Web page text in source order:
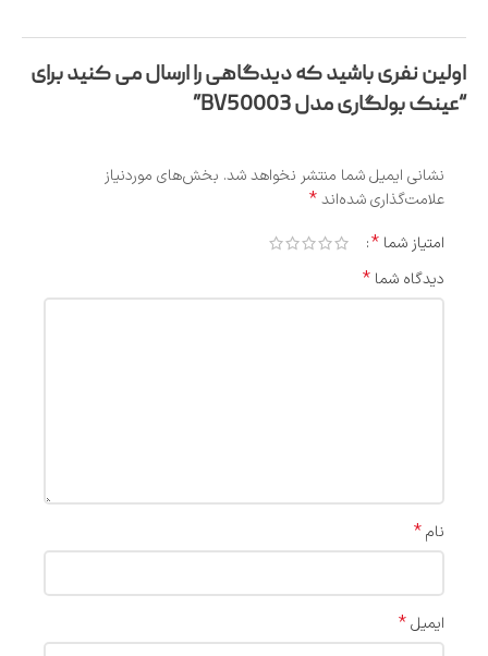
اولین نفری باشید که دیدگاهی را ارسال می کنید برای
“عینک بولگاری مدل BV50003”
نشانی ایمیل شما منتشر نخواهد شد. بخش‌های موردنیاز
علامت‌گذاری شده‌اند*
امتیاز شما *
دیدگاه شما *
نام*
ایمیل*